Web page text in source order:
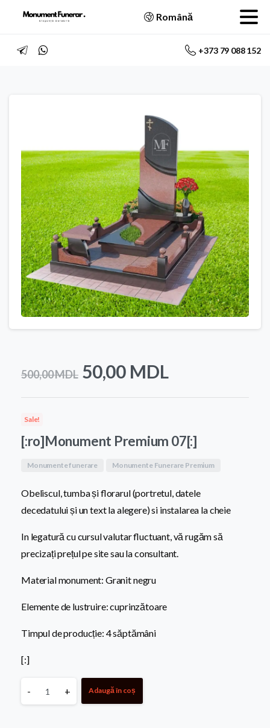
Română
+373 79 088 152
500,00MDL Prețul
inițial
fost:
500,00 MDL.
50,00 MDL
curent
50,00 MDL.
Sale!
[:ro]Monument Premium 07[:]
Monumente funerare Monumente Funerare Premium
Obeliscul, tumba și florarul (portretul, datele
decedatului și un text la alegere) si instalarea la cheie
In legatură cu cursul valutar fluctuant, vă rugăm să
precizați prețul pe site sau la consultant.
Material monument: Granit negru
Elemente de lustruire: cuprinzătoare
Timpul de producție: 4 săptămâni
[:]
[:ro]Monument
- + Adaugă în coș